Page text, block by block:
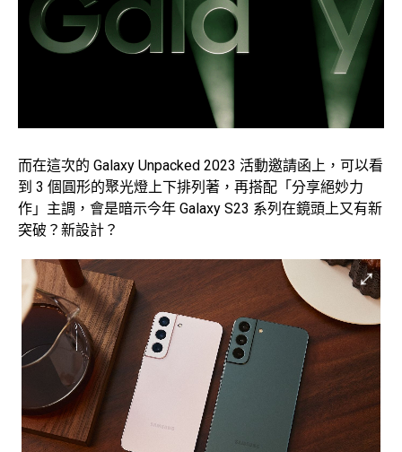
而在這次的 Galaxy Unpacked 2023 活動邀請函上，可以看
到 3 個圓形的聚光燈上下排列著，再搭配「分享絕妙力
作」主調，會是暗示今年 Galaxy S23 系列在鏡頭上又有新
突破？新設計？